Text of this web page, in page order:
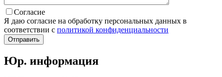
Согласие
Я даю согласие на обработку персональных данных в
соответствии с политикой конфиденциальности
Юр. информация